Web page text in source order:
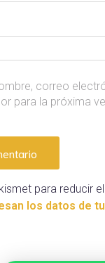
correo
para la próxima
para reducir el
los datos de